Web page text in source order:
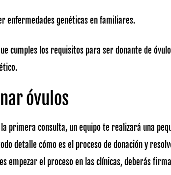
enfermedades genéticas en familiares.
cumples los requisitos para ser donante de
óvulos
la primera consulta, un equipo te realizará una
detalle cómo es el proceso de donación y
empezar el proceso en las clínicas, deberás